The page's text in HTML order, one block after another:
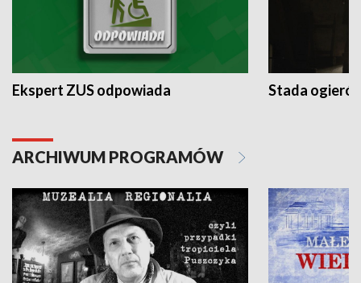
Ekspert ZUS odpowiada Stada
ARCHIWUM PROGRAMÓW